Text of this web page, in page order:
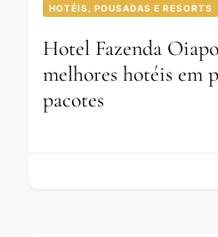
HOTÉIS, POUSADAS E RESORTS
Hotel Fazenda
melhores hotéis em
pacotes